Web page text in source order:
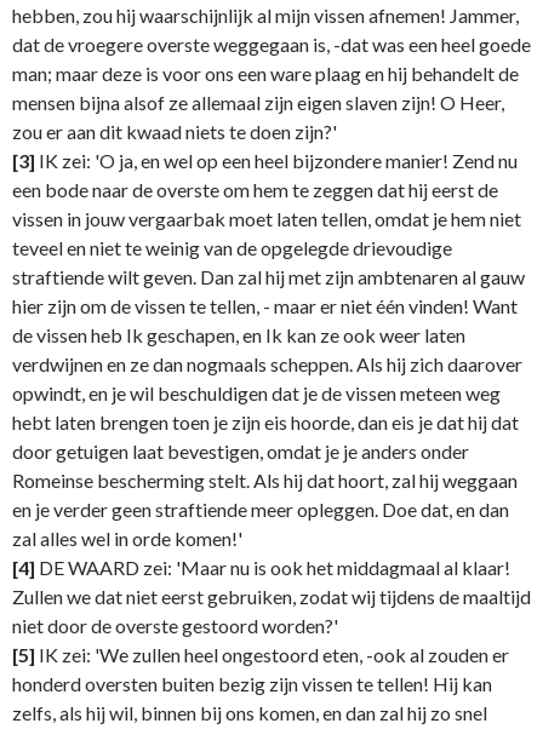
hebben, zou hij waarschijnlijk al mijn vissen afnemen! Jammer,
dat de vroegere overste weggegaan is, -dat was een heel goede
man; maar deze is voor ons een ware plaag en hij behandelt de
mensen bijna alsof ze allemaal zijn eigen slaven zijn! O Heer,
zou er aan dit kwaad niets te doen zijn?'
[3] IK zei: 'O ja, en wel op een heel bijzondere manier! Zend nu
een bode naar de overste om hem te zeggen dat hij eerst de
vissen in jouw vergaarbak moet laten tellen, omdat je hem niet
teveel en niet te weinig van de opgelegde drievoudige
straftiende wilt geven. Dan zal hij met zijn ambtenaren al gauw
hier zijn om de vissen te tellen, - maar er niet één vinden! Want
de vissen heb Ik geschapen, en Ik kan ze ook weer laten
verdwijnen en ze dan nogmaals scheppen. Als hij zich daarover
opwindt, en je wil beschuldigen dat je de vissen meteen weg
hebt laten brengen toen je zijn eis hoorde, dan eis je dat hij dat
door getuigen laat bevestigen, omdat je je anders onder
Romeinse bescherming stelt. Als hij dat hoort, zal hij weggaan
en je verder geen straftiende meer opleggen. Doe dat, en dan
zal alles wel in orde komen!'
[4] DE WAARD zei: 'Maar nu is ook het middagmaal al klaar!
Zullen we dat niet eerst gebruiken, zodat wij tijdens de maaltijd
niet door de overste gestoord worden?'
[5] IK zei: 'We zullen heel ongestoord eten, -ook al zouden er
honderd oversten buiten bezig zijn vissen te tellen! Hij kan
zelfs, als hij wil, binnen bij ons komen, en dan zal hij zo snel